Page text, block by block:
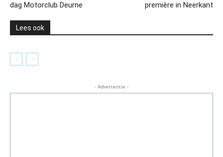
dag Motorclub Deurne
première in Neerkant
Lees ook
- Advertentie -